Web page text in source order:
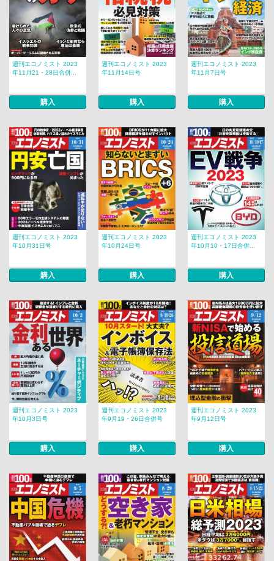
週刊エコノミスト 2023
年11月21・28日合併...
購入
週刊エコノミスト 2023
年11月14日号
購入
週刊エコノミスト 2023
年11月7日号
購入
週刊エコノミスト 2023
年10月31日号
購入
週刊エコノミスト 2023
年10月24日号
購入
週刊エコノミスト 2023
年10月10・17日合併...
購入
週刊エコノミスト 2023
年10月3日号
購入
週刊エコノミスト 2023
年9月19・26日合併号
購入
週刊エコノミスト 2023
年9月12日号
購入